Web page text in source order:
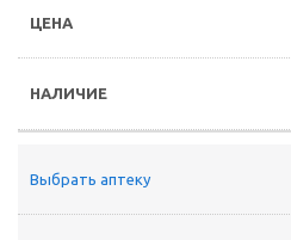
Выбрать аптеку